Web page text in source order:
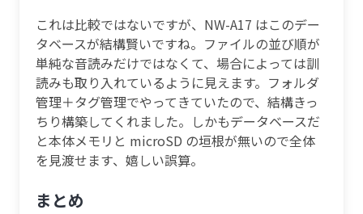
これは比較ではないですが、NW-A17 はこのデー
タベースが結構賢いですね。ファイルの並び順が
単純な音読みだけではなくて、場合によっては訓
読みも取り入れているように見えます。フォルダ
管理＋タグ管理でやってきていたので、結構きっ
ちり構築してくれました。しかもデータベースだ
と本体メモリと microSD の垣根が無いので全体
を見渡せます、嬉しい誤算。
まとめ